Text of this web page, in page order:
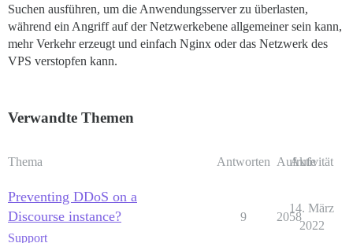
Suchen ausführen, um die Anwendungsserver zu überlasten,
während ein Angriff auf der Netzwerkebene allgemeiner sein kann,
mehr Verkehr erzeugt und einfach Nginx oder das Netzwerk des
VPS verstopfen kann.
Verwandte Themen
Thema Antworten Aufrufe
Aktivität
Preventing DDoS on a
Discourse instance?
Support
9 2058
14. März
2022